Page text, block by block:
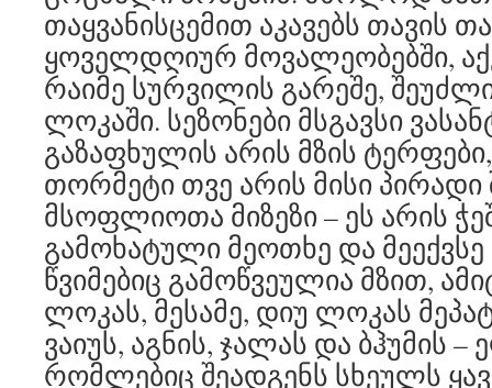
თაყვანისცემით აკავებს თავის
ყოველდღიურ მოვალეობებში,
რაიმე სურვილის გარეშე,
ლოკაში. სეზონები მსგავსი
გაზაფხულის არის მზის
თორმეტი თვე არის მისი პირადი
მსოფლიოთა მიზეზი – ეს არის
გამოხატული მეოთხე და მეექვსე
წვიმებიც გამოწვეულია მზით,
ლოკას, მესამე, დიუ ლოკას
ვაიუს, აგნის, ჯალას და ბჰუმის –
რომლებიც შეადგენს სხეულს